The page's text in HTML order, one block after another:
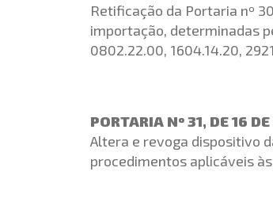
Retificação da Portaria nº
importação, determinadas
0802.22.00, 1604.14.20,
PORTARIA Nº 31, DE 16
Altera e revoga dispositivo
procedimentos aplicáveis